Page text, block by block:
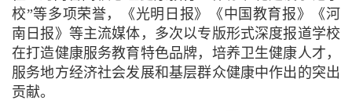
校”等多项荣誉，《光明日报》《中国教育报》《河
南日报》等主流媒体，多次以专版形式深度报道学校
在打造健康服务教育特色品牌，培养卫生健康人才，
服务地方经济社会发展和基层群众健康中作出的突出
贡献。